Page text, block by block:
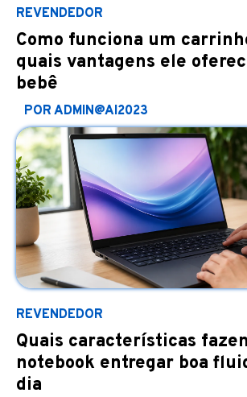
REVENDEDOR
Como funciona um
quais vantagens ele
bebê
POR ADMIN@AI2023
REVENDEDOR
Quais características
notebook entregar boa
dia